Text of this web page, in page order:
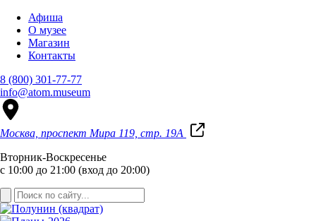
Афиша
О музее
Магазин
Контакты
8 (800) 301-77-77
info@atom.museum
Москва, проспект Мира 119, стр. 19А
Вторник-Воскресенье
с 10:00 до 21:00 (вход до 20:00)